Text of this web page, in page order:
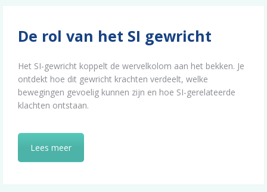
De rol van het SI gewricht
Het SI-gewricht koppelt de wervelkolom aan het bekken. Je
ontdekt hoe dit gewricht krachten verdeelt, welke
bewegingen gevoelig kunnen zijn en hoe SI-gerelateerde
klachten ontstaan.
Lees meer